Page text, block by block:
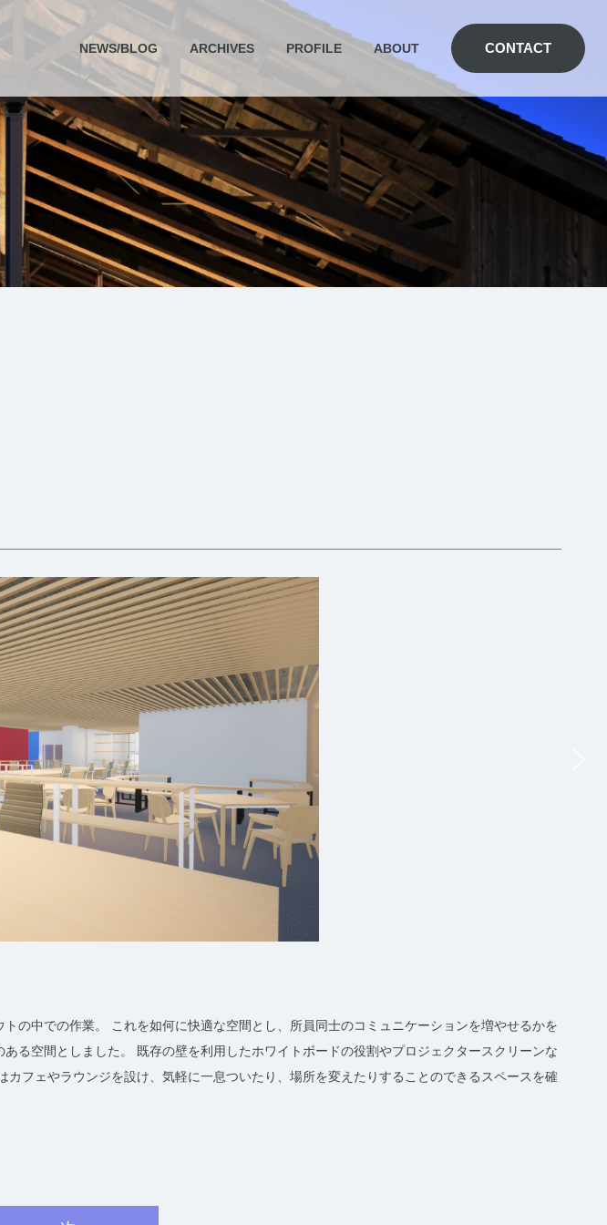
NEWS/BLOG ARCHIVES PROFILE ABOUT CONTACT
の中での作業。 これを如何に快適な空間とし、所員同士のコミュニケーションを増やせるかを
る空間としました。 既存の壁を利用したホワイトボードの役割やプロジェクタースクリーンな
フェやラウンジを設け、気軽に一息ついたり、場所を変えたりすることのできるスペースを確